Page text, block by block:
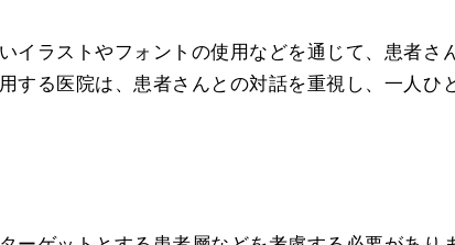
ラストやフォントの使用などを通じて、患者さ
る医院は、患者さんとの対話を重視し、一人ひ